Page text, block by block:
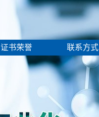
证书荣誉 联系方式